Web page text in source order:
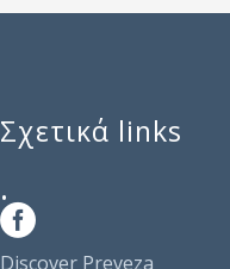
Σχετικά links
.
Discover Preveza